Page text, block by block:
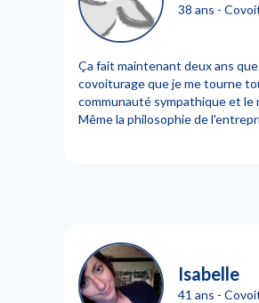
38 ans -
Ça fait maintenant deux ans
covoiturage que je me tourne
communauté sympathique et le
Même la philosophie de
Isabelle
41 ans -